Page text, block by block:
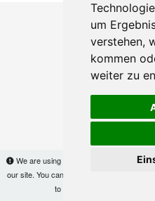
um
verstehen,
kommen
weiter zu
We are using cookies to provide
our site. You can find out more
to use the site without